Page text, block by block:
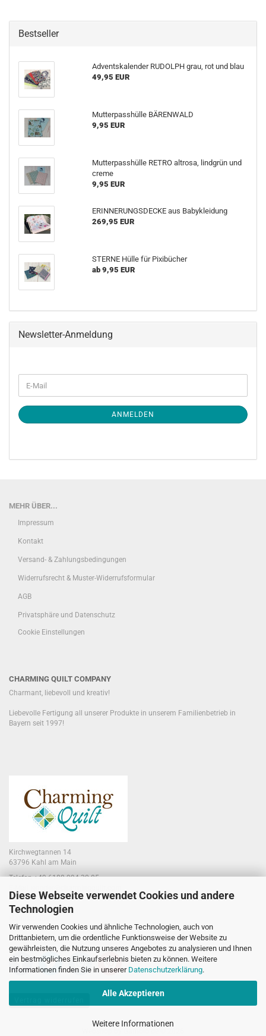
Diese Webseite verwendet Cookies und andere
Technologien
Wir verwenden Cookies und ähnliche Technologien, auch von
Drittanbietern, um die ordentliche Funktionsweise der Website zu
gewährleisten, die Nutzung unseres Angebotes zu analysieren und Ihnen
ein bestmögliches Einkaufserlebnis bieten zu können. Weitere
Informationen finden Sie in unserer Datenschutzerklärung.
Alle Akzeptieren
Weitere Informationen
Bestseller
Adventskalender RUDOLPH grau, rot und blau
49,95 EUR
Mutterpasshülle BÄRENWALD
9,95 EUR
Mutterpasshülle RETRO altrosa, lindgrün und
creme
9,95 EUR
ERINNERUNGSDECKE aus Babykleidung
269,95 EUR
STERNE Hülle für Pixibücher
ab 9,95 EUR
Newsletter-Anmeldung
ZUR
ANMELDUNG
E-
Mail
ANMELDEN
MEHR ÜBER...
Impressum
Kontakt
Versand- & Zahlungsbedingungen
Widerrufsrecht & Muster-Widerrufsformular
AGB
Privatsphäre und Datenschutz
Cookie Einstellungen
CHARMING QUILT COMPANY
Charmant, liebevoll und kreativ!
Liebevolle Fertigung all unserer Produkte in unserem Familienbetrieb in
Bayern seit 1997!
Kirchwegtannen 14
63796 Kahl am Main
Telefon +49 6188 994 30 85
Laden:
63796 Kahl am Main